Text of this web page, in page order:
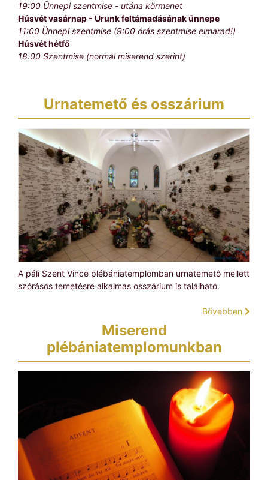
19:00 Ünnepi szentmise - utána körmenet
Húsvét vasárnap - Urunk feltámadásának ünnepe
11:00 Ünnepi szentmise (9:00 órás szentmise elmarad!)
Húsvét hétfő
18:00 Szentmise (normál miserend szerint)
Urnatemető és osszárium
A páli Szent Vince plébániatemplomban urnatemető mellett
szórásos temetésre alkalmas osszárium is található.
Bővebben
Miserend
plébániatemplomunkban